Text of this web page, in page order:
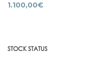
STOCK STATUS
1.100,00€